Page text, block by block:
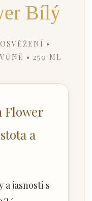
Bílý
•
• 250 ML
Flower
a
jasnosti s